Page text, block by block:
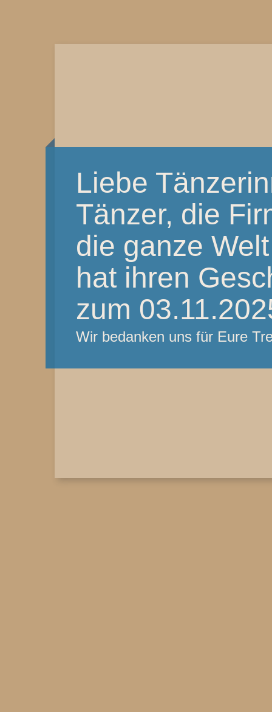
Liebe
Tänzer, die
die ganze
hat ihren
zum
Wir bedanken uns für Eure